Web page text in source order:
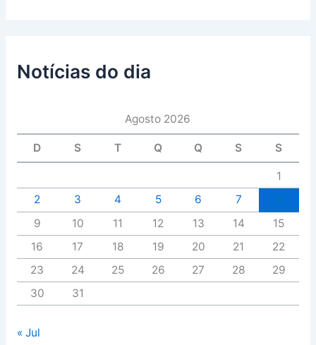
Notícias do dia
Agosto 2026
D S T Q Q S S
1
2
3 4 5 6 7
9
10 11 12 13 14
15
16
17 18 19 20 21
22
23
24 25 26 27 28
29
30
31
« Jul